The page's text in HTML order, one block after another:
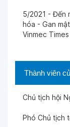
5/2021 - Đến
hóa - Gan
Vinmec
Thành viên
Chủ tịch hội
Phó Chủ tịch